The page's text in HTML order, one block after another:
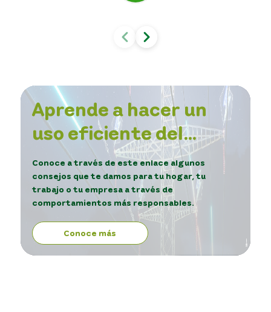
Aprende a hacer un
uso eficiente del
servicio de energía.
Conoce a través de este enlace algunos
consejos que te damos para tu hogar, tu
trabajo o tu empresa a través de
comportamientos más responsables.
Conoce más